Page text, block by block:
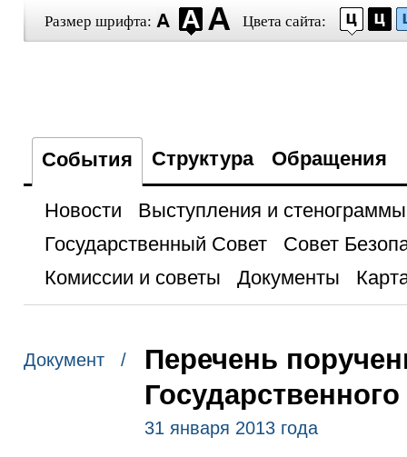
Размер шрифта: Цвета сайта:
События Структура Обращения
Новости
Выступления и стенограммы
Государственный Совет
Совет
Комиссии и советы
Документы
Документ /
Перечень
31 января 2013 года